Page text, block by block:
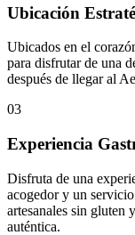
Ubicación
Ubicados en el
para disfrutar de una
después de llegar al
03
Experiencia
Disfruta de una
acogedor y un
artesanales sin gluten
auténtica.